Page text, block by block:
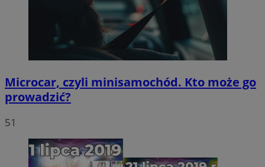
Microcar, czyli minisamochód. Kto może go
prowadzić?
51